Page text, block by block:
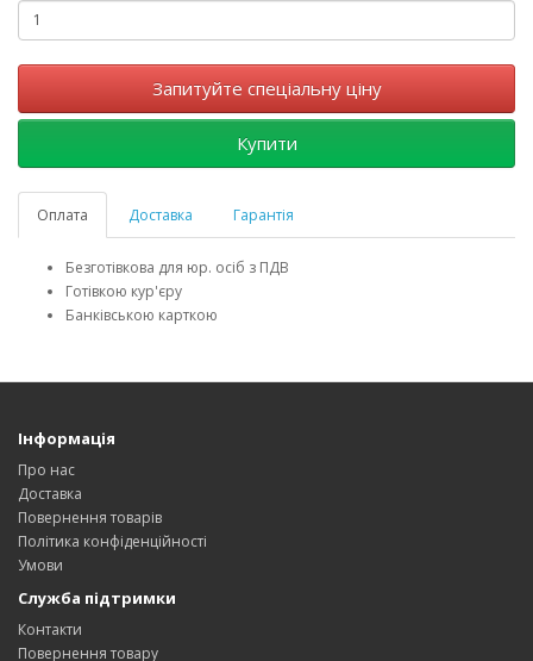
Запитуйте спеціальну ціну
Купити
Оплата Доставка Гарантія
Безготівкова для юр. осіб з ПДВ
Готівкою кур'єру
Банківською карткою
Інформація
Про нас
Доставка
Повернення товарів
Політика конфіденційності
Умови
Служба підтримки
Контакти
Повернення товару